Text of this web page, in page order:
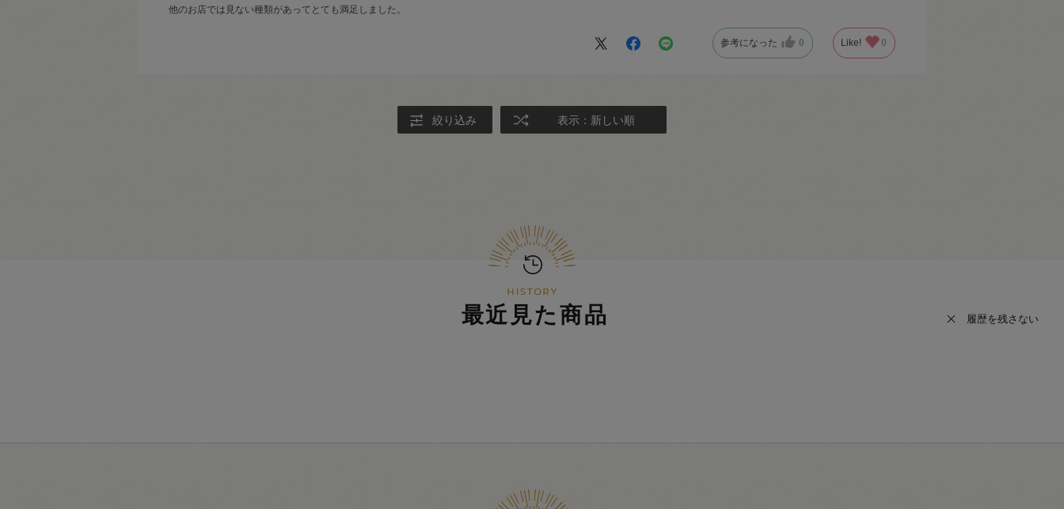
他のお店では見ない種類があってとても満足しました。
参考になった 0 Like! 0
絞り込み 表示：新しい順
最近見た商品 履歴を残さない